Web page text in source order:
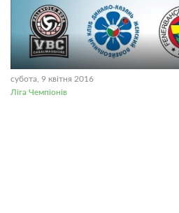
субота, 9 квітня 2016
Ліга Чемпіонів